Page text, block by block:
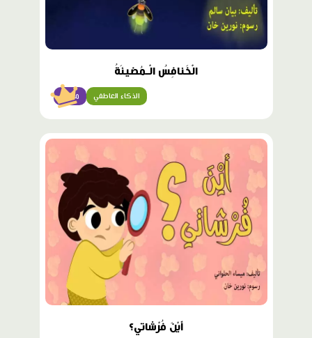
الْخَنافِسُ الْـمُضيئَةُ
مبتدئ الذكاء العاطفي
محتوى
أَيْنَ فُرْشاتي؟